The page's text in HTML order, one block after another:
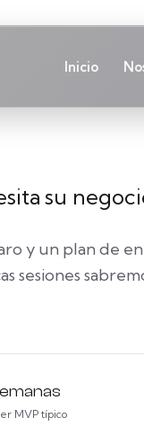
Inicio
su
y un plan de
sesiones
MVP típico